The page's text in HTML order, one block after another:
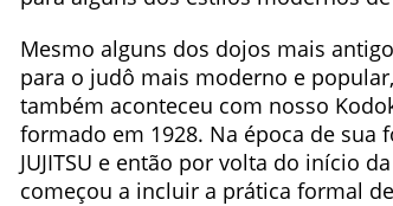
Mesmo alguns dos dojos mais
para o judô mais moderno e
também aconteceu com nosso
formado em 1928. Na época de sua
JUJITSU e então por volta do início
começou a incluir a prática formal